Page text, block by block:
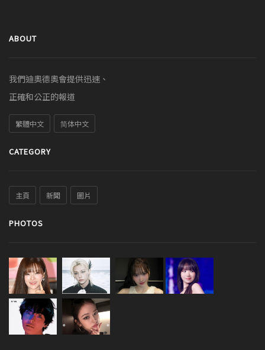
ABOUT
我們迪奧德奧會提供迅速、
正確和公正的報道
繁體中文 简体中文
CATEGORY
主頁 新聞 圖片
PHOTOS